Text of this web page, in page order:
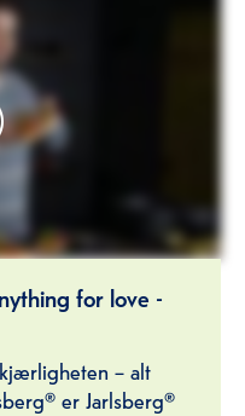
for love -
– alt
er Jarlsberg®